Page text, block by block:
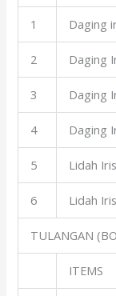
1 Daging
2 Daging
3 Daging
4 Daging
5 Lidah
6 Lidah
TULANGAN
ITEMS